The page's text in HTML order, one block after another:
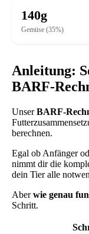
140g
Gemüse (35%)
Anleitung:
BARF-
UnserBARF-
berechnen.
Egal ob Anfänger
nimmt dir die
dein Tier alle
Aberwie genau
Schritt.